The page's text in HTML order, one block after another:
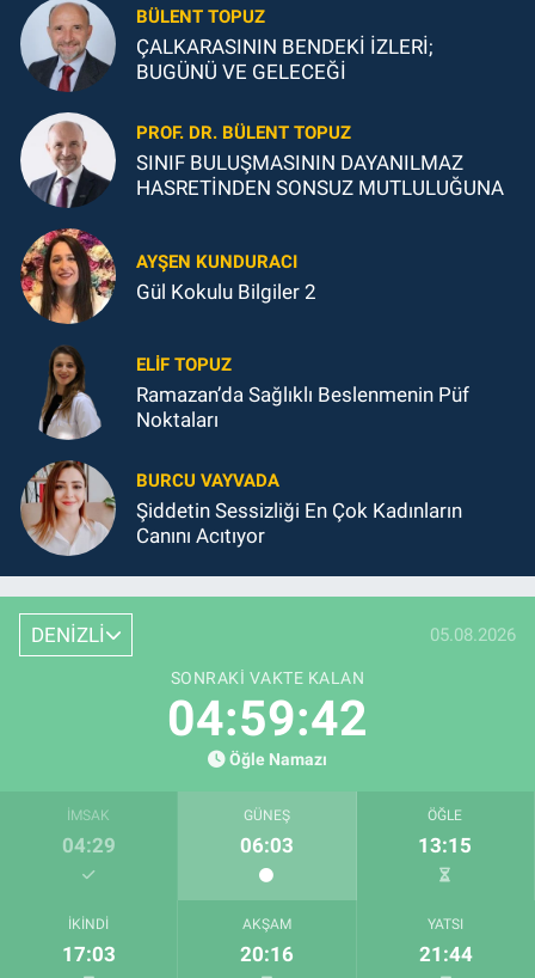
BÜLENT TOPUZ
ÇALKARASININ BENDEKİ İZLERİ;
BUGÜNÜ VE GELECEĞİ
PROF. DR. BÜLENT TOPUZ
SINIF BULUŞMASININ DAYANILMAZ
HASRETİNDEN SONSUZ MUTLULUĞUNA
AYŞEN KUNDURACI
Gül Kokulu Bilgiler 2
ELIF TOPUZ
Ramazan’da Sağlıklı Beslenmenin Püf
Noktaları
BURCU VAYVADA
Şiddetin Sessizliği En Çok Kadınların
Canını Acıtıyor
DENİZLİ 05.08.2026
SONRAKI VAKTE KALAN
04:59:41
Öğle Namazı
İMSAK
04:29
GÜNEŞ
06:03
ÖĞLE
13:15
İKINDI
17:03
AKŞAM
20:16
YATSI
21:44